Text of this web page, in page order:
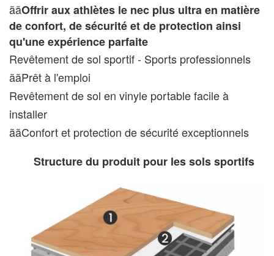
ããOffrir aux athlètes le nec plus ultra en matière
de confort, de sécurité et de protection ainsi
qu'une expérience parfaite
Revêtement de sol sportif - Sports professionnels
ããPrêt à l'emploi
Revêtement de sol en vinyle portable facile à
installer
ããConfort et protection de sécurité exceptionnels
Structure du produit pour les sols sportifs